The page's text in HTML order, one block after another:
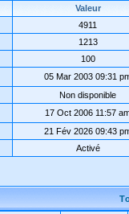
Valeur
4911
1213
100
05 Mar 2003 09:31
Non disponible
17 Oct 2006 11:57
21 Fév 2026 09:43
Activé